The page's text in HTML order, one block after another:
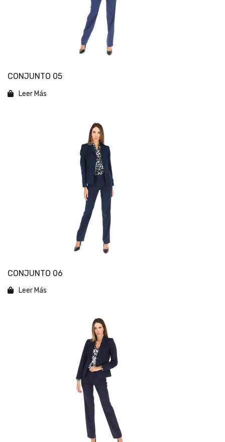
CONJUNTO 05
Leer Más
CONJUNTO 06
Leer Más